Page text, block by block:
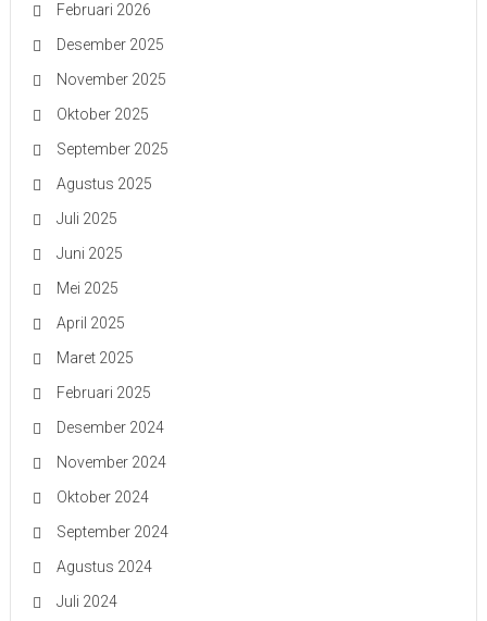
Februari 2026
Desember 2025
November 2025
Oktober 2025
September 2025
Agustus 2025
Juli 2025
Juni 2025
Mei 2025
April 2025
Maret 2025
Februari 2025
Desember 2024
November 2024
Oktober 2024
September 2024
Agustus 2024
Juli 2024